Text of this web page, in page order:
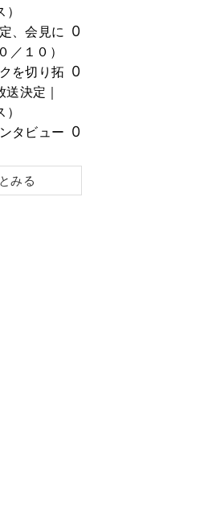
、会見に
／１０）
0
を切り拓
決定｜
0
タビュー 0
みる